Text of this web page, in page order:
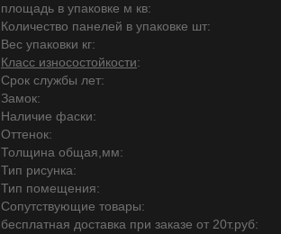
площадь в упаковке м кв:
Количество панелей в упаковке шт:
Вес упаковки кг:
Класс износостойкости:
Срок службы лет:
Замок:
Наличие фаски:
Оттенок:
Толщина общая,мм:
Тип рисунка:
Тип помещения:
Сопутствующие товары:
бесплатная доставка при заказе от 20т.руб: